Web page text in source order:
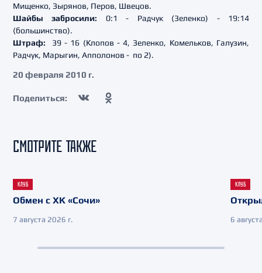
Мищенко, Зырянов, Перов, Швецов.
Шайбы забросили: 0:1 - Радчук (Зеленко) - 19:14
(большинство).
Штраф:
39 - 16 (Клопов - 4, Зеленко, Комельков, Галузин,
Радчук, Марыгин, Апполонов - по 2).
20 февраля 2010 г.
Поделиться:
СМОТРИТЕ ТАКЖЕ
КЛУБ
Обмен с ХК «Сочи»
7 августа 2026 г.
КЛУБ
6